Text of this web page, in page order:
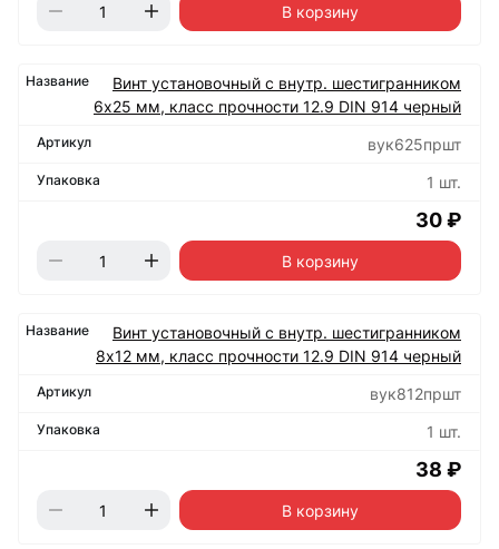
В корзину
Винт установочный с внутр. шестигранником
6х25 мм, класс прочности 12.9 DIN 914 черный
вук625пршт
1 шт.
30 ₽
В корзину
Винт установочный с внутр. шестигранником
8х12 мм, класс прочности 12.9 DIN 914 черный
вук812пршт
1 шт.
38 ₽
В корзину